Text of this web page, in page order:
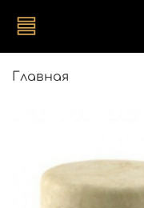
Главная